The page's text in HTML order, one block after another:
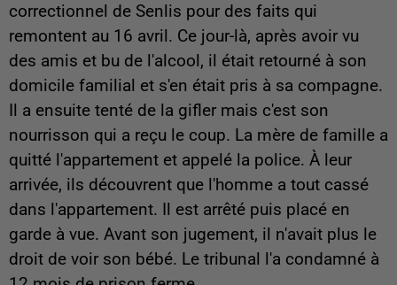
correctionnel de Senlis pour des faits qui
remontent au 16 avril. Ce jour-là, après avoir vu
des amis et bu de l'alcool, il était retourné à son
domicile familial et s'en était pris à sa compagne.
Il a ensuite tenté de la gifler mais c'est son
nourrisson qui a reçu le coup. La mère de famille a
quitté l'appartement et appelé la police. À leur
arrivée, ils découvrent que l'homme a tout cassé
dans l'appartement. Il est arrêté puis placé en
garde à vue. Avant son jugement, il n'avait plus le
droit de voir son bébé. Le tribunal l'a condamné à